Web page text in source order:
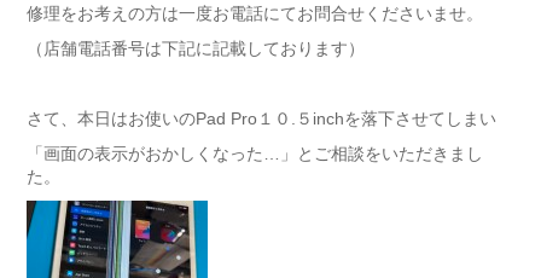
修理をお考えの方は一度お電話にてお問合せくださいませ。
（店舗電話番号は下記に記載しております）
さて、本日はお使いのPad Pro１０.５inchを落下させてしまい
「画面の表示がおかしくなった…」とご相談をいただきまし
た。